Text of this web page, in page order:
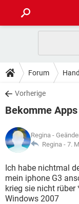
ANDROID
WINDOWS 10
WHATSAPP
FACEBOOK
TIPPS & TRICKS
SPIELE
WHATSAPP
FACEBOOK
DOWNLOADS
SPIELE
ANDROID
WINDOWS 10
WHATSAPP
FACEBOOK
SPIELE
ANDROID
WINDOWS 10
WHATSAPP
LEXIKON
SPIELE
ANDROID
WINDOWS 10
Forum
Vorherige
Bekomme
Regina -
Regina - 7.
Ich habe nichtmal
mein iphone G3
krieg sie nicht rüber
Windows 2007